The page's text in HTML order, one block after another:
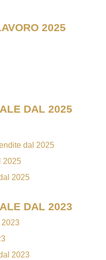
2025
DAL 2025
dal 2025
2025
2025
DAL 2023
2023
2023